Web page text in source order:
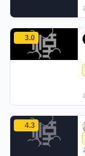
MIZUNO
3.0
たまおのボムシ
4.3